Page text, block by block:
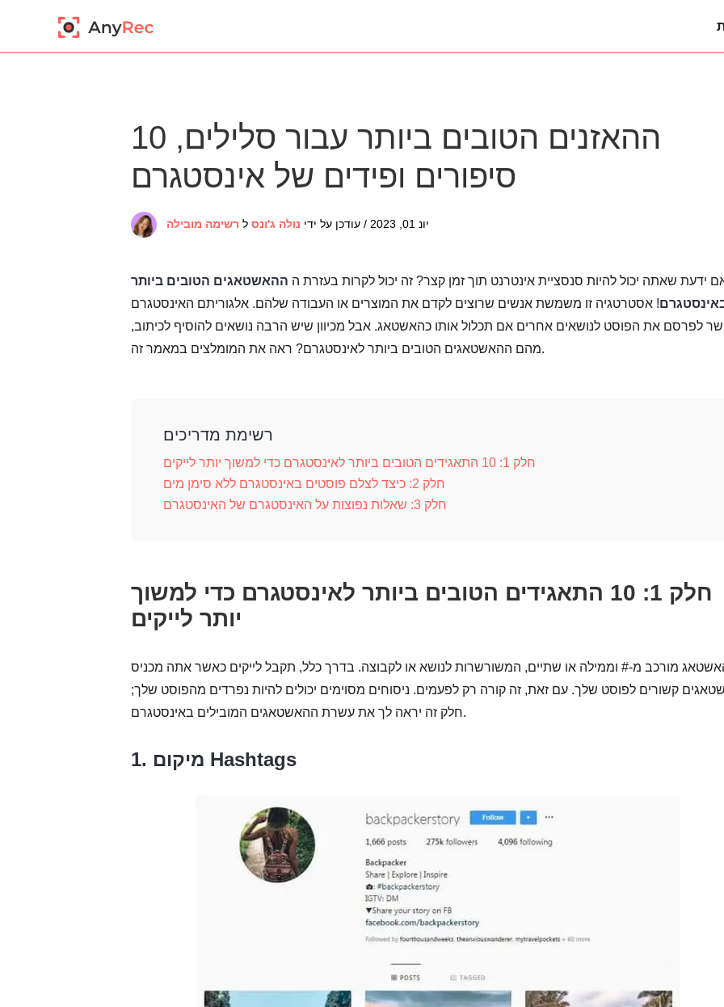
10 ההאזנים הטובים ביותר עבור סלילים,
סיפורים ופידים של אינסטגרם
יונ 01, 2023 / עודכן על ידי נולה ג'ונס ל רשימה מובילה
ידעת שאתה יכול להיות סנסציית אינטרנט תוך זמן קצר? זה יכול לקרות בעזרת ה ההאשטאגים הטובים ביותר
! אסטרטגיה זו משמשת אנשים שרוצים לקדם את המוצרים או העבודה שלהם. אלגוריתם האינסטגרם
לפרסם את הפוסט לנושאים אחרים אם תכלול אותו כהאשטאג. אבל מכיוון שיש הרבה נושאים להוסיף לכיתוב,
מהם ההאשטאגים הטובים ביותר לאינסטגרם? ראה את המומלצים במאמר זה.
רשימת מדריכים
חלק 1: 10 התאגידים הטובים ביותר לאינסטגרם כדי למשוך יותר לייקים
חלק 2: כיצד לצלם פוסטים באינסטגרם ללא סימן מים
חלק 3: שאלות נפוצות על האינסטגרם של האינסטגרם
חלק 1: 10 התאגידים הטובים ביותר לאינסטגרם כדי למשוך
יותר לייקים
מורכב מ-# וממילה או שתיים, המשורשרות לנושא או לקבוצה. בדרך כלל, תקבל לייקים כאשר אתה מכניס
קשורים לפוסט שלך. עם זאת, זה קורה רק לפעמים. ניסוחים מסוימים יכולים להיות נפרדים מהפוסט שלך;
חלק זה יראה לך את עשרת ההאשטאגים המובילים באינסטגרם.
1. מיקום Hashtags